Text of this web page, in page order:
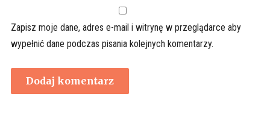
Zapisz moje dane, adres e-mail i witrynę w przeglądarce aby
wypełnić dane podczas pisania kolejnych komentarzy.